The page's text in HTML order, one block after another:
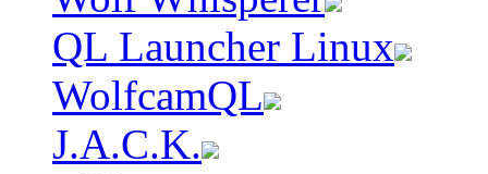
QL Launcher Linux
WolfcamQL
J.A.C.K.